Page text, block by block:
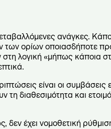
ανάγκες.
ορίων οποιασδήποτε
λογική «μήπως κάποια
είναι οι
διαθεσιμότητα και
έχει νομοθετική